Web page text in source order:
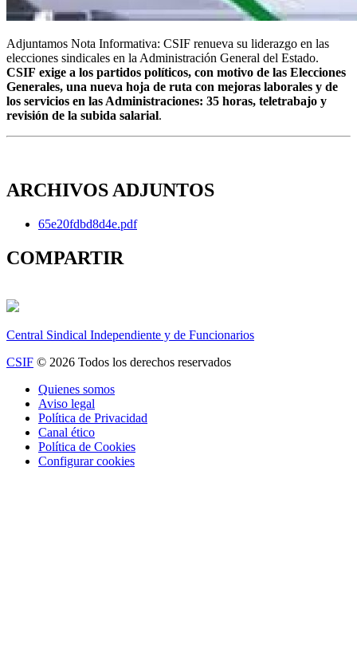
Adjuntamos Nota Informativa: CSIF renueva su liderazgo en las
elecciones sindicales en la Administración General del Estado.
CSIF exige a los partidos políticos, con motivo de las Elecciones
Generales, una nueva hoja de ruta con mejoras laborales y de
los servicios en las Administraciones: 35 horas, teletrabajo y
revisión de la subida salarial.
ARCHIVOS ADJUNTOS
65e20fdbd8d4e.pdf
COMPARTIR
Central Sindical Independiente y de Funcionarios
CSIF © 2026 Todos los derechos reservados
Quienes somos
Aviso legal
Política de Privacidad
Canal ético
Política de Cookies
Configurar cookies